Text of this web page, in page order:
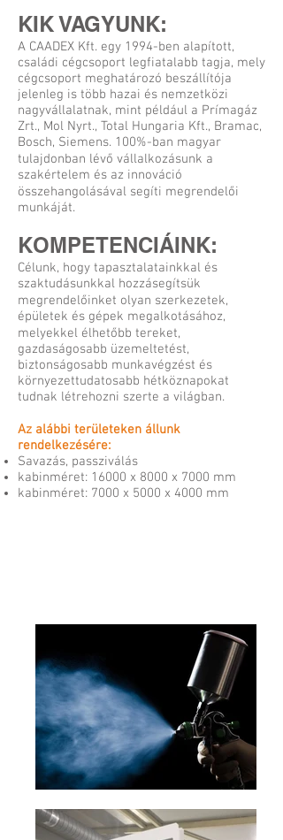
KIK VAGYUNK:
A CAADEX Kft. egy 1994-ben alapított,
családi cégcsoport legfiatalabb tagja, mely
cégcsoport meghatározó beszállítója
jelenleg is több hazai és nemzetközi
nagyvállalatnak, mint például a Prímagáz
Zrt., Mol Nyrt., Total Hungaria Kft., Bramac,
Bosch, Siemens. 100%-ban magyar
tulajdonban lévő vállalkozásunk a
szakértelem és az innováció
összehangolásával segíti megrendelői
munkáját.
KOMPETENCIÁINK:
Célunk, hogy tapasztalatainkkal és
szaktudásunkkal hozzásegítsük
megrendelőinket olyan szerkezetek,
épületek és gépek megalkotásához,
melyekkel élhetőbb tereket,
gazdaságosabb üzemeltetést,
biztonságosabb munkavégzést és
környezettudatosabb hétköznapokat
tudnak létrehozni szerte a világban.
Az alábbi területeken állunk
rendelkezésére:
Savazás, passziválás
kabinméret: 16000 x 8000 x 7000 mm
kabinméret: 7000 x 5000 x 4000 mm